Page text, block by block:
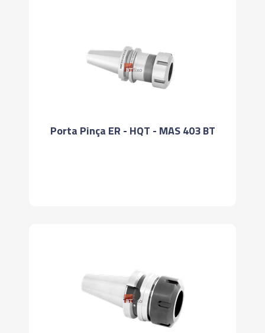
Porta Pinça ER - HQT - MAS 403 BT